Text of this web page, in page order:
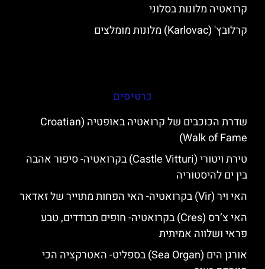
קרואטיה מלונות בסלוני
קרלובץ' (Karlovac) מלונות מומלצים
כרטיסים
שדרת הכוכבים של קרואטיה באופטיה (Croatian
Walk of Fame)
טירת ויטורי (Castle Vitturi) בקרואטיה- סיפור אהבה
בין ים להיסטוריה
האי ויר (Vir) בקרואטיה- האי הפחות מתוייר של זאדאר
האי צ’רס (Cres) בקרואטיה- חופים מבודדים, טבע
פראי ושלווה אמיתית
אורגן הים (Sea Organ) בספליט- האטרקציה הכי